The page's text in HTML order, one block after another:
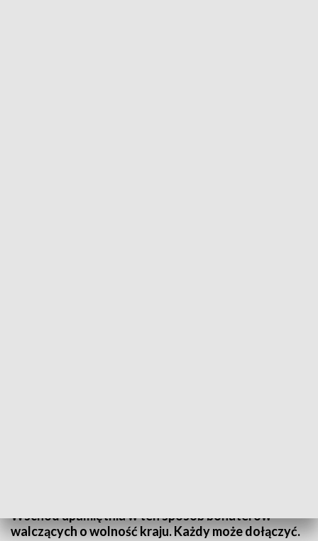
Wschód upamiętnia w ten sposób bohaterów
walczących o wolność kraju. Każdy może dołączyć.